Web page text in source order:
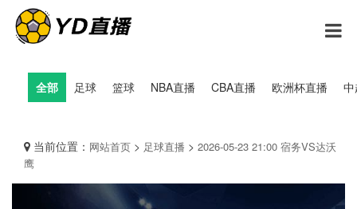
全部 足球 篮球 NBA直播 CBA直播 欧洲杯直播
当前位置： 网站首页 > 足球直播 > 2026-05-23 21:00 宿务VS达沃
鹰